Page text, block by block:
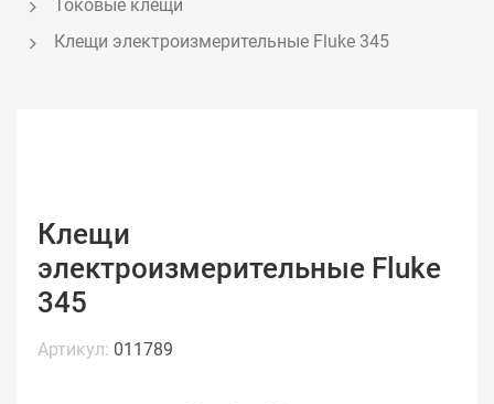
Токовые клещи
Клещи электроизмерительные Fluke 345
Клещи
электроизмерительные Fluke
345
Артикул: 011789